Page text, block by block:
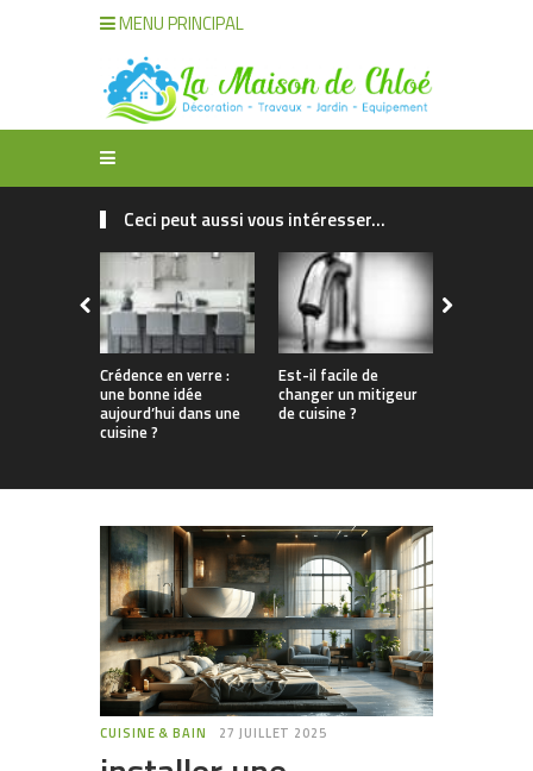
MENU PRINCIPAL
Ceci peut aussi vous intéresser...
Crédence en verre :
une bonne idée
aujourd’hui dans une
cuisine ?
Est-il facile de
changer un mitigeur
de cuisine ?
CUISINE & BAIN 27 JUILLET 2025